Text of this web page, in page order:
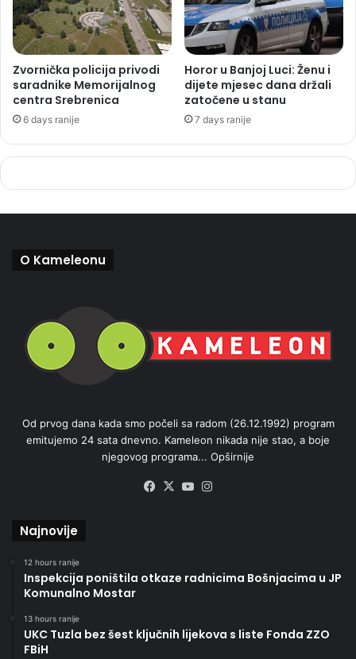
Zvornička policija privodi
saradnike Memorijalnog
centra Srebrenica
6 days ranije
Horor u Banjoj Luci: Ženu i
dijete mjesec dana držali
zatočene u stanu
7 days ranije
O Kameleonu
Od prvog dana kada smo počeli sa radom (26.12.1992) program
emitujemo 24 sata dnevno. Kameleon nikada nije stao, a boje
njegovog programa... Opširnije
Facebook
X YouTube
Najnovije
12 hours ranije
Inspekcija poništila otkaze radnicima Bošnjacima u JP
Komunalno Mostar
13 hours ranije
UKC Tuzla bez šest ključnih lijekova s liste Fonda ZZO
FBiH